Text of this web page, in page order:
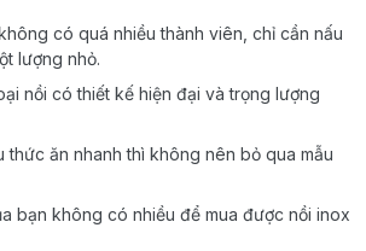
có quá nhiều thành viên, chỉ cần nấu
lượng nhỏ.
nồi có thiết kế hiện đại và trọng lượng
thức ăn nhanh thì không nên bỏ qua mẫu
bạn không có nhiều để mua được nồi inox